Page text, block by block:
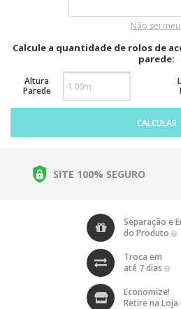
Não sei meu
Calcule a quantidade de rolos de
parede:
Altura
Parede
CALCULAR
SITE 100% SEGURO
Separação e
do Produto
Troca em
até 7 dias
Economize!
Retire na Loja